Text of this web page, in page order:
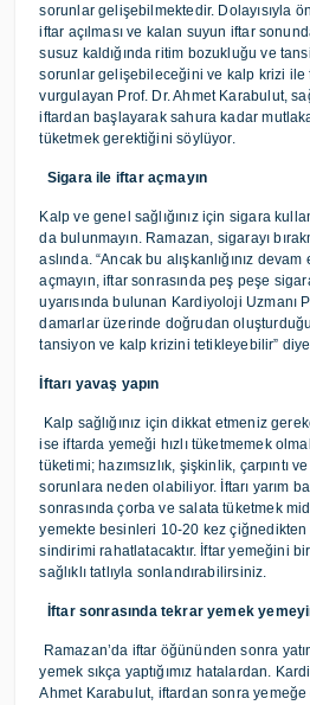
sorunlar gelişebilmektedir. Dolayısıyla
iftar açılması ve kalan suyun iftar
susuz kaldığında ritim bozukluğu ve
sorunlar gelişebileceğini ve kalp krizi ile
vurgulayan Prof. Dr. Ahmet Karabulut,
iftardan başlayarak sahura kadar
tüketmek gerektiğini söylüyor.
Sigara ile iftar açmayın
Kalp ve genel sağlığınız için sigara
da bulunmayın. Ramazan, sigarayı
aslında. “Ancak bu alışkanlığınız
açmayın, iftar sonrasında peş peşe
uyarısında bulunan Kardiyoloji Uzmanı
damarlar üzerinde doğrudan
tansiyon ve kalp krizini tetikleyebilir”
İftarı yavaş yapın
Kalp sağlığınız için dikkat etmeniz
ise iftarda yemeği hızlı tüketmemek
tüketimi; hazımsızlık, şişkinlik, çarpıntı
sorunlara neden olabiliyor. İftarı yarım
sonrasında çorba ve salata tüketmek
yemekte besinleri 10-20 kez çiğnedikten
sindirimi rahatlatacaktır. İftar yemeğini
sağlıklı tatlıyla sonlandırabilirsiniz.
İftar sonrasında tekrar yemek
Ramazan’da iftar öğününden sonra
yemek sıkça yaptığımız hatalardan.
Ahmet Karabulut, iftardan sonra